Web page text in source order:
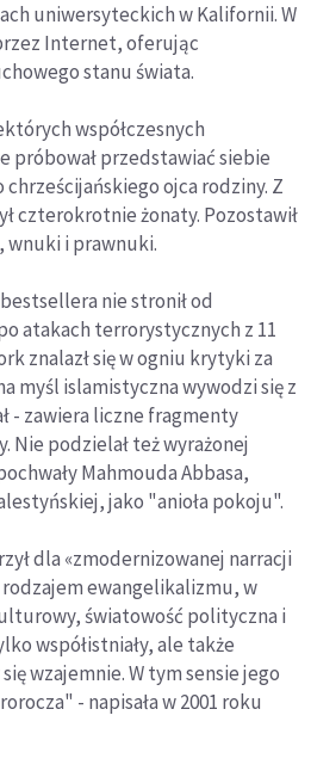
uniwersyteckich w Kalifornii. W
Internet, oferując
stanu świata.
współczesnych
próbował przedstawiać siebie
ojca rodziny. Z
czterokrotnie żonaty. Pozostawił
wnuki i prawnuki.
nie stronił od
atakach terrorystycznych z 11
znalazł się w ogniu krytyki za
myśl islamistyczna wywodzi się z
- zawiera liczne fragmenty
Nie podzielał też wyrażonej
Mahmouda Abbasa,
jako "anioła pokoju".
dla «zmodernizowanej narracji
ewangelikalizmu, w
światowość polityczna i
współistniały, ale także
wzajemnie. W tym sensie jego
- napisała w 2001 roku